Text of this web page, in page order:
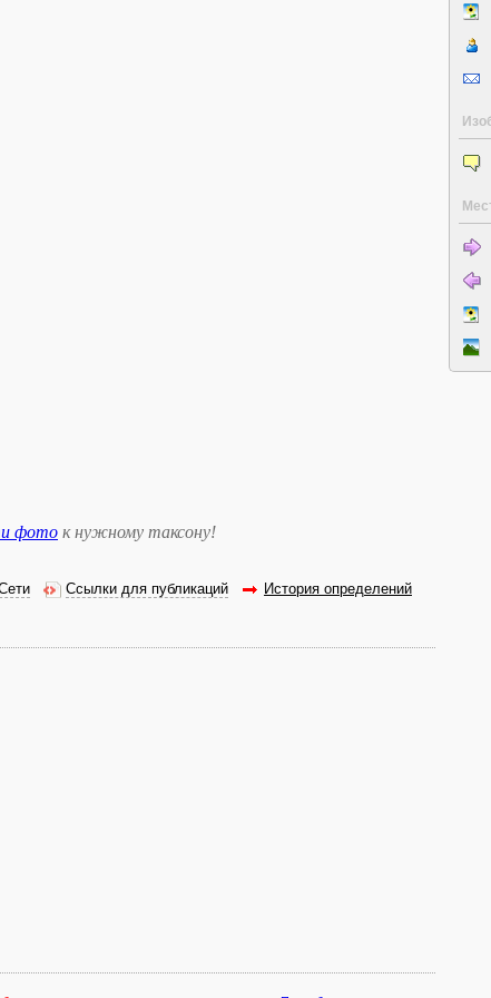
фото к нужному таксону!
Ссылки для публикаций История определений